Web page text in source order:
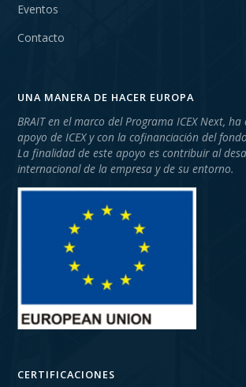
Eventos
Contacto
UNA MANERA DE HACER EUROPA
BRAIT en el marco del Programa ICEX Next,
apoyo de ICEX y con la cofinanciación del
La finalidad de este apoyo es contribuir al
internacional de la empresa y de su entorno.
CERTIFICACIONES